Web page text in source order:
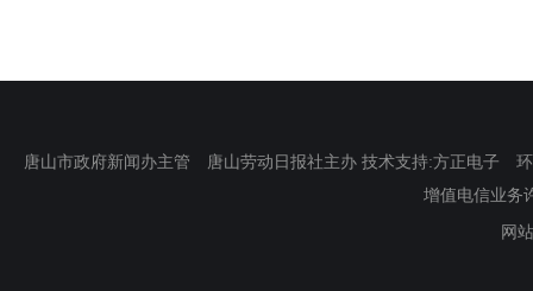
唐山市政府新闻办主管 唐山劳动日报社主办 技术支持:方正电子
增值电信业务
网